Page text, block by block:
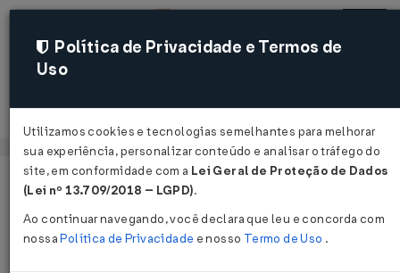
Acessar
Página Inicial
Legislações
Política de Privacidade e Termos de
Uso
Utilizamos cookies e tecnologias semelhantes para melhorar
sua experiência, personalizar conteúdo e analisar o tráfego do
site, em conformidade com a Lei Geral de Proteção de Dados
(Lei nº 13.709/2018 – LGPD).
Ao continuar navegando, você declara que leu e concorda com
nossaPolítica de Privacidade e nosso Termo de Uso .